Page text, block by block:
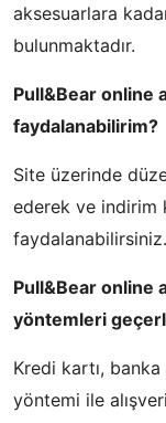
aksesuarlara
bulunmaktadır.
Pull&Bear online
faydalanabilirim?
Site üzerinde
ederek ve indirim
faydalanabilirsiniz.
Pull&Bear online
yöntemleri
Kredi kartı,
yöntemi ile